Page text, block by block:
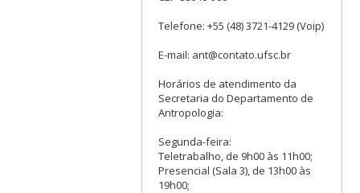
Telefone: +55 (48) 3721-4129 (Voip)
E-mail: ant@contato.ufsc.br
Horários de atendimento da
Secretaria do Departamento de
Antropologia:
Segunda-feira:
Teletrabalho, de 9h00 às 11h00;
Presencial (Sala 3), de 13h00 às
19h00;